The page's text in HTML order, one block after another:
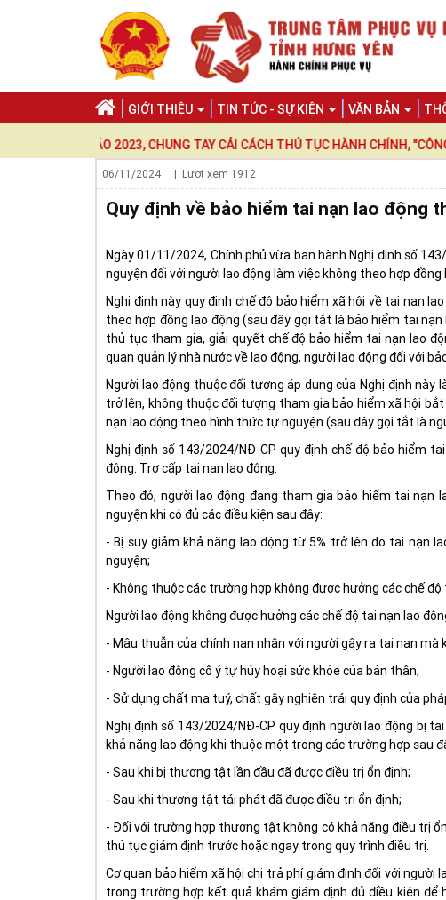
GIỚI THIỆU TIN TỨC - SỰ KIỆN VĂN BẢN
MÃO 2023, CHUNG TAY CẢI CÁCH THỦ TỤC HÀNH CHÍNH, "CÔNG KHAI
06/11/2024 | Lượt xem 1912
Quy định về bảo hiểm tai nạn lao động
Ngày 01/11/2024, Chính phủ vừa ban hành Nghị định số
nguyện đối với người lao động làm việc không theo hợp đồng
Nghị định này quy định chế độ bảo hiểm xã hội về tai nạn
theo hợp đồng lao động (sau đây gọi tắt là bảo hiểm tai
thủ tục tham gia, giải quyết chế độ bảo hiểm tai nạn lao
quan quản lý nhà nước về lao động, người lao động đối với
Người lao động thuộc đối tượng áp dụng của Nghị định
trở lên, không thuộc đối tượng tham gia bảo hiểm xã hội
nạn lao động theo hình thức tự nguyện (sau đây gọi tắt là
Nghị định số 143/2024/NĐ-CP quy định chế độ bảo hiểm
động. Trợ cấp tai nạn lao động.
Theo đó, người lao động đang tham gia bảo hiểm tai
nguyện khi có đủ các điều kiện sau đây:
- Bị suy giảm khả năng lao động từ 5% trở lên do tai nạn
nguyện;
- Không thuộc các trường hợp không được hưởng các chế độ
Người lao động không được hưởng các chế độ tai nạn lao
- Mâu thuẫn của chính nạn nhân với người gây ra tai nạn mà
- Người lao động cố ý tự hủy hoại sức khỏe của bản thân;
- Sử dụng chất ma tuý, chất gây nghiện trái quy định của
Nghị địnhsố 143/2024/NĐ-CP quy định người lao động bị
khả năng lao động khi thuộc một trong các trường hợp sau
- Sau khi bị thương tật lần đầu đã được điều trị ổn định;
- Sau khi thương tật tái phát đã được điều trị ổn định;
- Đối với trường hợp thương tật không có khả năng điều trị
thủ tục giám định trước hoặc ngay trong quy trình điều trị.
Cơ quan bảo hiểm xã hội chi trả phí giám định đối với người
trong trường hợp kết quả khám giám định đủ điều kiện